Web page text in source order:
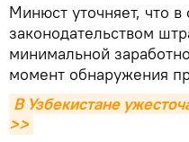
Минюст уточняет, что в
законодательством
минимальной
момент обнаружения
В Узбекистане
>>